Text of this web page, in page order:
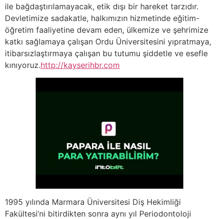
ile bağdaştırılamayacak, etik dışı bir hareket tarzıdır.
Devletimize sadakatle, halkımızın hizmetinde eğitim-
öğretim faaliyetine devam eden, ülkemize ve şehrimize
katkı sağlamaya çalışan Ordu Üniversitesini yıpratmaya,
itibarsızlaştırmaya çalışan bu tutumu şiddetle ve esefle
kınıyoruz.http://kayserihbr.com
1995 yılında Marmara Üniversitesi Diş Hekimliği
Fakültesi’ni bitirdikten sonra aynı yıl Periodontoloji